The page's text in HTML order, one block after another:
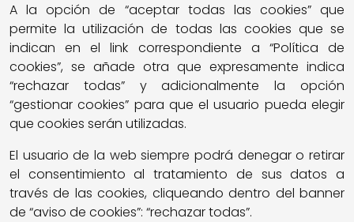
A la opción de “aceptar todas las cookies” que
permite la utilización de todas las cookies que se
indican en el link correspondiente a “Política de
cookies”, se añade otra que expresamente indica
“rechazar todas” y adicionalmente la opción
“gestionar cookies” para que el usuario pueda elegir
que cookies serán utilizadas.
El usuario de la web siempre podrá denegar o retirar
el consentimiento al tratamiento de sus datos a
través de las cookies, cliqueando dentro del banner
de “aviso de cookies”: “rechazar todas”.